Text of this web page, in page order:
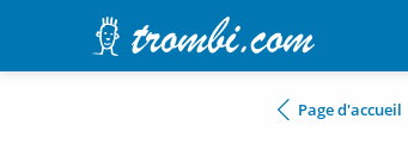
Page d'accueil